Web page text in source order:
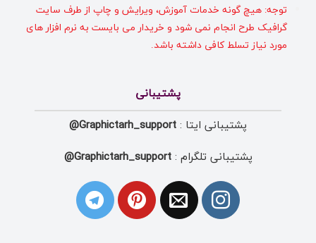
توجه: هیچ گونه خدمات آموزش، ویرایش و چاپ از طرف سایت
گرافیک طرح انجام نمی شود و خریدار می بایست به نرم افزار های
مورد نیاز تسلط کافی داشته باشد.
پشتیبانی
پشتیبانی ایتا : Graphictarh_support@
پشتیبانی تلگرام :Graphictarh_support@